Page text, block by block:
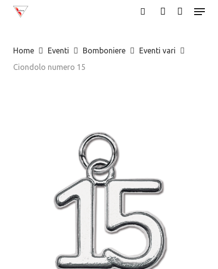
Skip
content
Menu
Home Eventi Bomboniere
Eventi vari
Ciondolo numero 15